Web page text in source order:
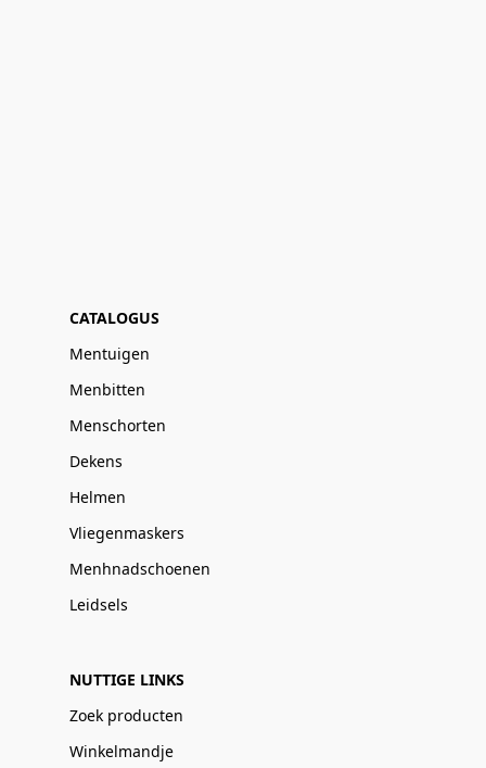
CATALOGUS
Mentuigen
Menbitten
Menschorten
Dekens
Helmen
Vliegenmaskers
Menhnadschoenen
Leidsels
NUTTIGE LINKS
Zoek producten
Winkelmandje